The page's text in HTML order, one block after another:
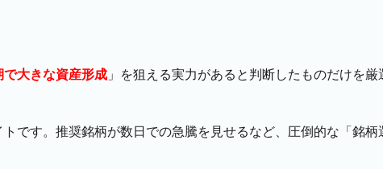
で大きな資産形成 」を狙える実力があると判断したものだけを厳
です。推奨銘柄が数日での急騰を見せるなど、圧倒的な「銘柄